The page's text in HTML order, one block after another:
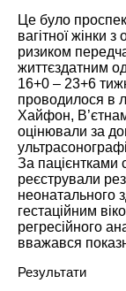
Це було
вагітної жінки
ризиком
життєздатним
16+0 – 23+6
проводилося в
Хайфон,
оцінювали за
За пацієнтками
реєстрували
неонатального
гестаційним
регресійного
вважався
Результати